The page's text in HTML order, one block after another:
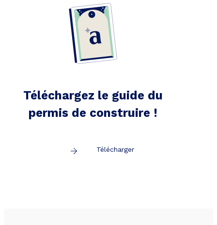
Téléchargez le guide du
permis de construire !
Télécharger